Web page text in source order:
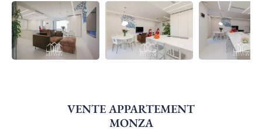
VENTE APPARTEMENT
MONZA